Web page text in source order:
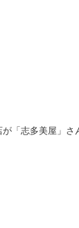
「志多美屋」